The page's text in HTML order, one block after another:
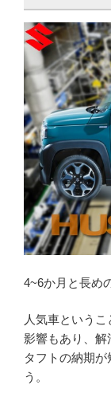
4~6か月と長め
人気車という
影響もあり、
タフトの納期
う。